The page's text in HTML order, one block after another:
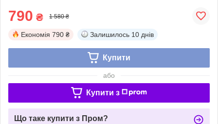
790 ₴ 1 580 ₴
Економія 790 ₴ Залишилось 10 днів
Купити
або
Купити з
Що таке купити з Пром?